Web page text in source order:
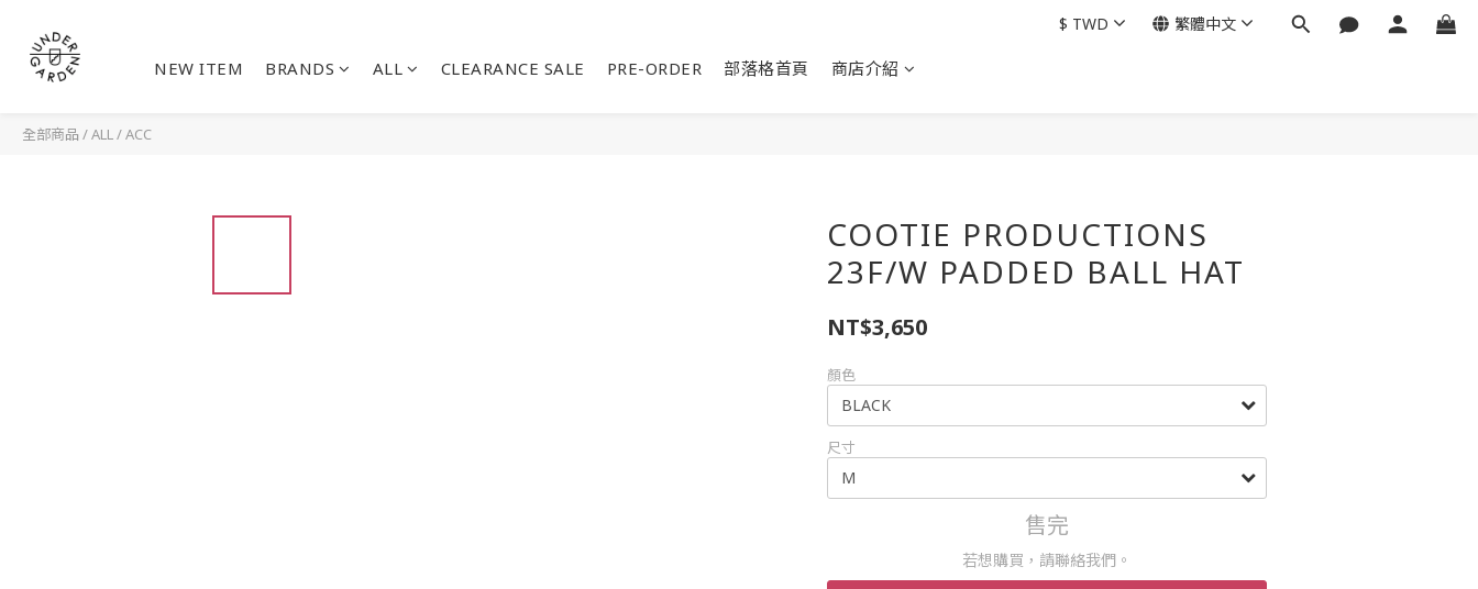
NEW ITEM BRANDS ALL CLEARANCE SALE PRE-ORDER 部落格首頁 商店介紹
$ TWD 繁體中文
全部商品 /ALL/ACC
COOTIE PRODUCTIONS
23F/W PADDED BALL HAT
NT$3,650
顏色
尺寸
售完
若想購買，請聯絡我們。